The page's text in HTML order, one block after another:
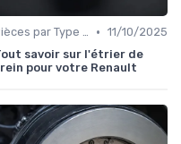
Pièces par Type (Freins, Moteur, etc.) • 11/10/2025
savoir sur l'étrier de
pour votre Renault